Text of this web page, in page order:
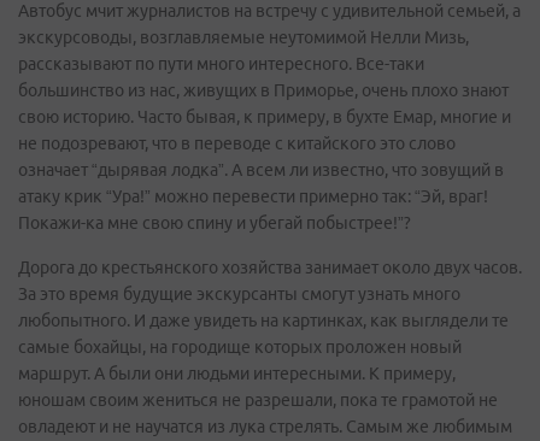
Автобус мчит журналистов на встречу с удивительной семьей, а
экскурсоводы, возглавляемые неутомимой Нелли Мизь,
рассказывают по пути много интересного. Все-таки
большинство из нас, живущих в Приморье, очень плохо знают
свою историю. Часто бывая, к примеру, в бухте Емар, многие и
не подозревают, что в переводе с китайского это слово
означает “дырявая лодка”. А всем ли известно, что зовущий в
атаку крик “Ура!” можно перевести примерно так: “Эй, враг!
Покажи-ка мне свою спину и убегай побыстрее!”?
Дорога до крестьянского хозяйства занимает около двух часов.
За это время будущие экскурсанты смогут узнать много
любопытного. И даже увидеть на картинках, как выглядели те
самые бохайцы, на городище которых проложен новый
маршрут. А были они людьми интересными. К примеру,
юношам своим жениться не разрешали, пока те грамотой не
овладеют и не научатся из лука стрелять. Самым же любимым